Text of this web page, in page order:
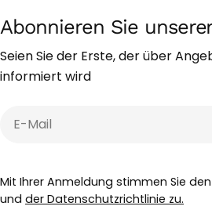
Abonnieren Sie
Seien Sie der Erste, der über
informiert wird
Mit Ihrer Anmeldung stimmen Sie den
und der Datenschutzrichtlinie zu.